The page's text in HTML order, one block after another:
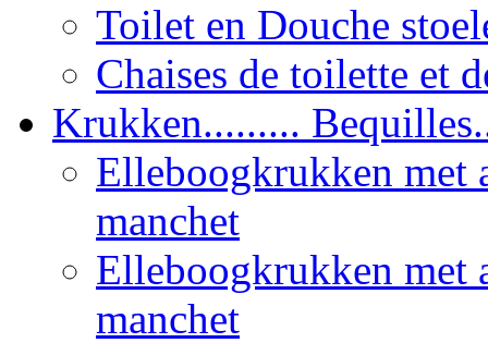
Toilet en Douche
Chaises de toilette et
Krukken.........
Elleboogkrukken met
manchet
Elleboogkrukken met
manchet